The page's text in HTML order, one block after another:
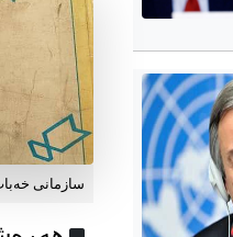
سازمانی